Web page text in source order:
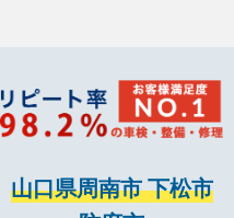
山口県周南市 下松市